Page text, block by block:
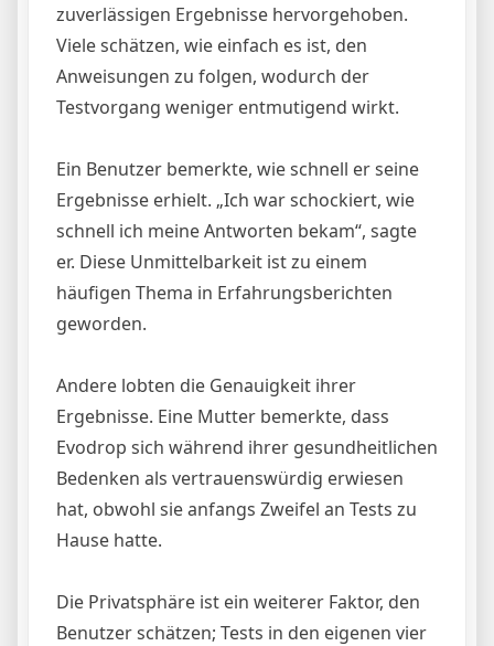
zuverlässigen Ergebnisse hervorgehoben.
Viele schätzen, wie einfach es ist, den
Anweisungen zu folgen, wodurch der
Testvorgang weniger entmutigend wirkt.
Ein Benutzer bemerkte, wie schnell er seine
Ergebnisse erhielt. „Ich war schockiert, wie
schnell ich meine Antworten bekam“, sagte
er. Diese Unmittelbarkeit ist zu einem
häufigen Thema in Erfahrungsberichten
geworden.
Andere lobten die Genauigkeit ihrer
Ergebnisse. Eine Mutter bemerkte, dass
Evodrop sich während ihrer gesundheitlichen
Bedenken als vertrauenswürdig erwiesen
hat, obwohl sie anfangs Zweifel an Tests zu
Hause hatte.
Die Privatsphäre ist ein weiterer Faktor, den
Benutzer schätzen; Tests in den eigenen vier